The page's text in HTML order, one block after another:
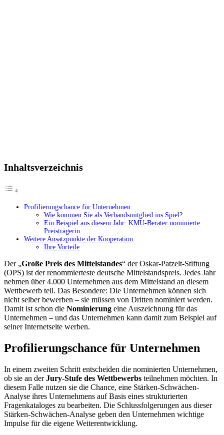
Inhaltsverzeichnis
Profilierungschance für Unternehmen
Wie kommen Sie als Verbandsmitglied ins Spiel?
Ein Beispiel aus diesem Jahr: KMU-Berater nominierte
Preisträgerin
Weitere Ansatzpunkte der Kooperation
Ihre Vorteile
Der „Große Preis des Mittelstandes“ der Oskar-Patzelt-Stiftung
(OPS) ist der renommierteste deutsche Mittelstandspreis. Jedes Jahr
nehmen über 4.000 Unternehmen aus dem Mittelstand an diesem
Wettbewerb teil. Das Besondere: Die Unternehmen können sich
nicht selber bewerben – sie müssen von Dritten nominiert werden.
Damit ist schon die Nominierung eine Auszeichnung für das
Unternehmen – und das Unternehmen kann damit zum Beispiel auf
seiner Internetseite werben.
Profilierungschance für Unternehmen
In einem zweiten Schritt entscheiden die nominierten Unternehmen,
ob sie an derJury-Stufe des Wettbewerbs teilnehmen möchten. In
diesem Falle nutzen sie die Chance, eine Stärken-Schwächen-
Analyse ihres Unternehmens auf Basis eines strukturierten
Fragenkataloges zu bearbeiten. Die Schlussfolgerungen aus dieser
Stärken-Schwächen-Analyse geben den Unternehmen wichtige
Impulse für die eigene Weiterentwicklung.